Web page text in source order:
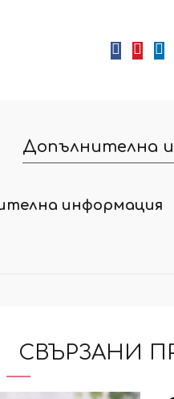
Допълнителна
информация
СВЪРЗАНИ